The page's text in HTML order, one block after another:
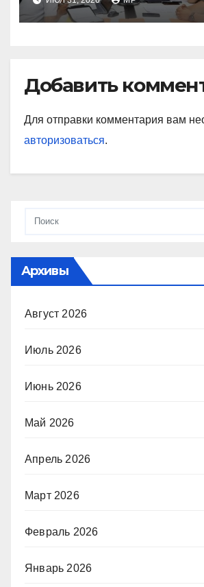
Добавить
Для отправки комментария вам
авторизоваться.
Архивы
Август 2026
Июль 2026
Июнь 2026
Май 2026
Апрель 2026
Март 2026
Февраль 2026
Январь 2026